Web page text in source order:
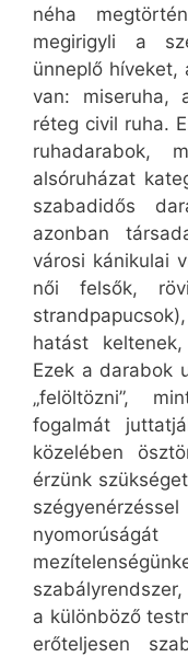
néha
megirigyli a
ünneplő híveket,
van: miseruha,
réteg civil ruha.
ruhadarabok,
alsóruházat
szabadidős
azonban
városi kánikulai
női felsők,
hatást
Ezek a darabok
„felöltözni”,
fogalmát
közelében
érzünk
a különböző
erőteljesen